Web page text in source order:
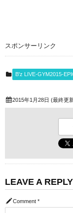
スポンサーリンク
B'z LIVE-GYM2015-
2015年1月28日 (最終更
LEAVE A REPLY
Comment *